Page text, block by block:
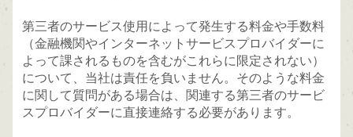
第三者のサービス使用によって発生する料金や手数料
（金融機関やインターネットサービスプロバイダーに
よって課されるものを含むがこれらに限定されない）
について、当社は責任を負いません。そのような料金
に関して質問がある場合は、関連する第三者のサービ
スプロバイダーに直接連絡する必要があります。